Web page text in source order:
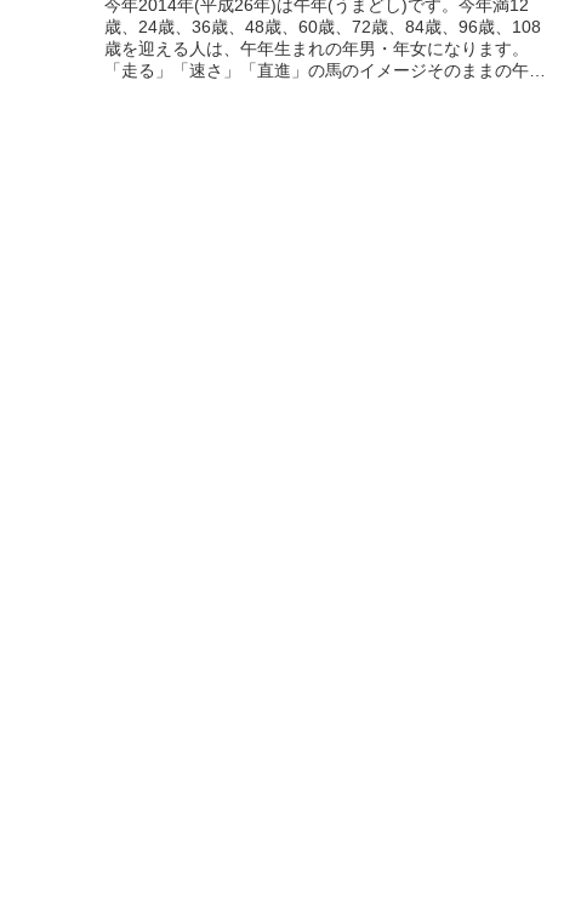
今年2014年(平成26年)は午年(うまどし)です。今年満12
歳、24歳、36歳、48歳、60歳、72歳、84歳、96歳、108
歳を迎える人は、午年生まれの年男・年女になります。
「走る」「速さ」「直進」の馬のイメージそのままの午年